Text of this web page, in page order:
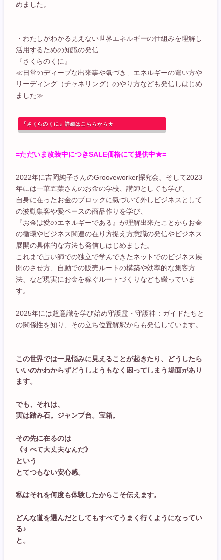
めました。
・わたしがわかる見えない世界エネルギーの仕組みを理解し
活用するための知識の発信
『さくらのくに』
≪日常のディープな出来事や氣づき、エネルギーの遣い方や
リーディング（チャネリング）のやり方なども発信しはじめ
ました≫
『さくらのくに』詳細はこちらから★
=ただいま改装中につきSALE価格にて提供中★=
2022年に吉岡純子さんのGrooveworker探究会、そして2023
年には一華五葉さんのお金の学校、講師としても学び、
自身に在ったお金のブロックに氣づいて外しビジネスとして
の波動集客や愛ベースの商品作りを学び、
『お金は愛のエネルギーである』が理解出来たことからお金
の循環やビジネス関連の在り方捉え方意識の発信やビジネス
展開の具体的な方法も発信しはじめました。
これまで占い師での独立で学んできたネットでのビジネス展
開のさせ方、自動での販売ルートの構築や効率的な集客方
法、など現実にお金を稼ぐルートづくりなども綴っていま
す。
2025年には超意識を学び始め守護霊・守護神：ガイドたちと
の関係性を知り、その立ち位置解釈からも発信しています。
この世界では一見悩みに見えることが起きたり、どうしたら
いいのかわからずどうしようもなく困ってしまう場面があり
ます。
でも、それは、
実は踏み石。ジャンプ台。宝箱。
その先に在るのは
《すべて大丈夫なんだ》
という
とてつもない安心感。
私はそれを何度も体験したからこそ伝えます。
どんな道を選んだとしてもすべてうまく行くようになってい
る♪
と。